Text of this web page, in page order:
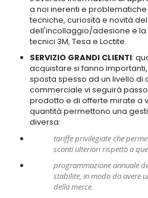
a noi inerenti e
tecniche, curiosità e novità
dell'incollaggio/adesione e
tecnici 3M, Tesa e Loctite.
SERVIZIO GRANDI CLIENTI:
acquistare si fanno
sposta spesso ad un livello di
commerciale vi seguirà
prodotto e di offerte mirate a
quantità permettono una
diversa:
tariffe privilegiate che
sconti ulteriori rispetto a
programmazione annuale
stabilite, in modo da avere
della merce.